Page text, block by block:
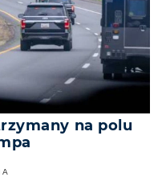
na polu